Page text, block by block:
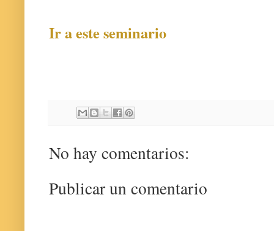
Ir a este seminario
No hay comentarios:
Publicar un comentario